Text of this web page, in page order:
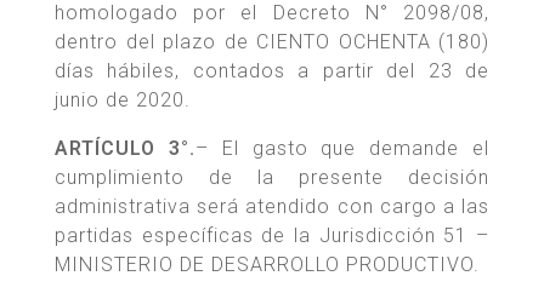
homologado por el Decreto N° 2098/08,
dentro del plazo de CIENTO OCHENTA (180)
días hábiles, contados a partir del 23 de
junio de 2020.
ARTÍCULO 3°.– El gasto que demande el
cumplimiento de la presente decisión
administrativa será atendido con cargo a las
partidas específicas de la Jurisdicción 51 –
MINISTERIO DE DESARROLLO PRODUCTIVO.